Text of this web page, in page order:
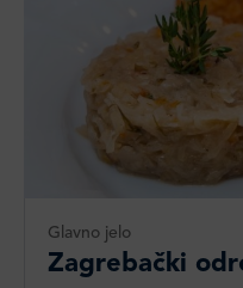
Glavno jelo
Zagrebački